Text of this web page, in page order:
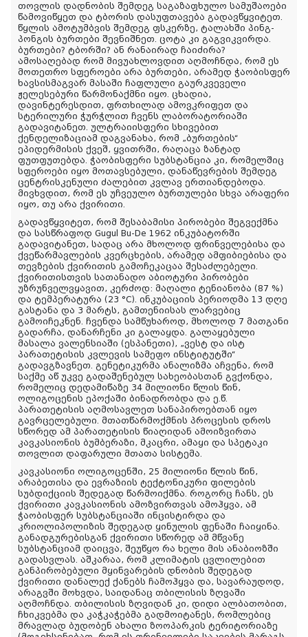
თოვლის დადნობის შემდეგ საგაზაფხულო სამუშაოები
წამოვიწყეთ და ტბორის დასუფთავება გადავწყვიტეთ.
წყლის ამოტუმბვის შემდეგ ფსკერზე, ტალახში პინგ-
პონგის ბურთები შევნიშნეთ. ცოტა კი გაგვიკვირდა.
ბურთები? ტბორში? ან რანაირად ჩაიძირა?
ამოსაღებად რომ მივუახლოვდით აღმოჩნდა, რომ ეს
მოთეთრო სფეროები არა ბურთები, არამედ ჭაობისფერ
ხავსისმაგვარ მასაში ჩაფლული გაურკვეველი
ჟელესებური წარმონაქმნი იყო. ცხადია,
დავინტერესდით, ფრთხილად ამოვკრიფეთ და
სტერილური ჭურჭლით ჩვენს ლაბორატორიაში
გადავიტანეთ. ულტრაიისფერი სხივებით
ქენდელიზაციამ დაგვანახა, რომ „ბურთების“
ეპიდერმისის ქვეშ, ყვითრში, რაღაცა ზანტად
ფუთფუთებდა. ჭაობისფერი სუბსტანცია კი, რომელშიც
სფეროები იყო მოთავსებული, დანაწევრების შემდეგ
ცენტრისკენული ძალებით კვლავ ერთიანდებოდა.
მივხვდით, რომ ეს უჩვეულო ბურთულები სხვა არაფერი
იყო, თუ არა ქვირითი.
გადავწყვიტეთ, რომ შესაბამისი პირობები შეგვექმნა
და სასწრაფოდ Gugul Bu-De 1962 ინკუბატორში
გადავიტანეთ, სადაც არა მხოლოდ ფრინველებისა და
ქვეწარმავლების კვერცხების, არამედ ამფიბიებისა და
თევზების ქვირითის გამოჩეკაცაა შესაძლებელი.
ქვირითისთვის სათანადო აბიოტური პირობები
უზრუნველვყავით, კერძოდ: მაღალი ტენიანობა (87 %)
და ტემპერატურა (23 °C). ინკუბაციის პერიოდმა 13 დღე
გასტანა და 3 მარტს, გამთენიისას ლარვებიც
გამოიჩეკნენ. ჩვენდა სამწუხაროდ, მხოლოდ 7 მათგანი
გადარჩა, დანარჩენი კი გალაყდა. გალაყებული
მასალა ვალენსიაში (ესპანეთი), „ვესტ და ისტ
პარათეტისის კვლევის სამეფო ინსტიტუტში“
გადავგზავნეთ. გენეტიკურმა ანალიზმა აჩვენა, რომ
საქმე აწ უკვე გადაშენებულ სახეობასთან გვქონდა,
რომელიც დედამიწაზე 34 მილიონი წლის წინ,
ოლიგოცენის ეპოქაში ბინადრობდა და ე.წ.
პარათეტისის აღმოსავლეთ სანაპიროებთან იყო
გავრცელებული. მთათწარმოქმნის პროცესის დროს
სწორედ ამ პარათეტისის წიაღიდან ამოიზვირთა
კავკასიონის ბუმბერაზი, მკაცრი, ამაყი და სპეტაკი
თოვლით დაფარული მთათა სისტემა.
კავკასიონი ოლიგოცენში, 25 მილიონი წლის წინ,
არაბეთისა და ევრაზიის ტექტონიკური ფილების
სუბდიქციის შედეგად წარმოიქმნა. როგორც ჩანს, ეს
ქვირითი კავკასიონის ამოზვირთვას ამოჰყვა, ამ
ჭაობისფერ სუბსტანციაში ინცისტირდა და
კრიოლიპოლიზის შედეგად ყინულის ფენაში ჩაიყინა.
განადგურებისგან ქვირითი სწორედ ამ მწვანე
სუბსტანციამ დაიცვა, შეუწყო რა ხელი მის ანაბიოზში
გადასვლას. აშკარაა, რომ კლიმატის ცვლილებით
განპირობებული მყინვარების დნობის შედეგად
ქვირითი დანალექ ქანებს ჩამოჰყვა და, სავარაუდოდ,
არაგვში მოხვდა, საიდანაც თბილისის ზღვაში
აღმოჩნდა. თბილისის ზღვიდან კი, დიდი ალბათობით,
ჩხიკვებმა და კაჭკაჭებმა გადმოიტანეს, რომლებიც
მრავლად ბუდობენ ახალი ზოოპარკის ტერიტორიაზე